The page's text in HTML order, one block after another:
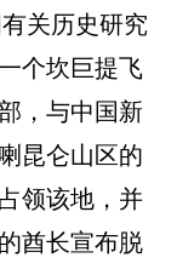
关历史研究
个坎巨提飞
，与中国新
昆仑山区的
领该地，并
酋长宣布脱